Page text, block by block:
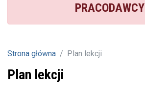
PRACODAWCY
Strona główna Plan lekcji
Plan lekcji